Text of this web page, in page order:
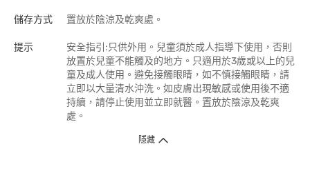
儲存方式 置放於陰涼及乾爽處。
提示
安全指引:只供外用。兒童須於成人指導下使用，否則
放置於兒童不能觸及的地方。只適用於3歲或以上的兒
童及成人使用。避免接觸眼睛，如不慎接觸眼睛，請
立即以大量清水沖洗。如皮膚出現敏感或使用後不適
持續，請停止使用並立即就醫。置放於陰涼及乾爽
處。
隱藏